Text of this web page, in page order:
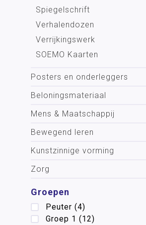
Spiegelschrift
Verhalendozen
Verrijkingswerk
SOEMO Kaarten
Posters en onderleggers
Beloningsmateriaal
Mens & Maatschappij
Bewegend leren
Kunstzinnige vorming
Zorg
Groepen
Peuter (4)
Groep 1 (12)